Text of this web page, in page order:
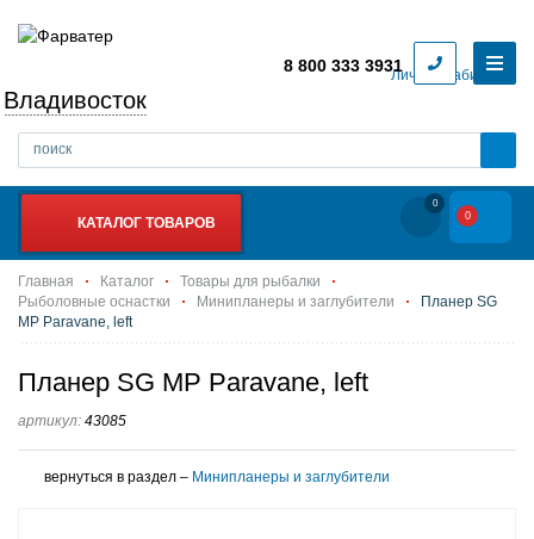
Личный кабинет
Владивосток
8 800 333 3931
КАТАЛОГ ТОВАРОВ
0
0
Главная Каталог
Товары для рыбалки
Рыболовные оснастки
Минипланеры и заглубители
Планер SG
MP Paravane, left
Планер SG MP Paravane, left
артикул: 43085
вернуться в раздел – Минипланеры и заглубители